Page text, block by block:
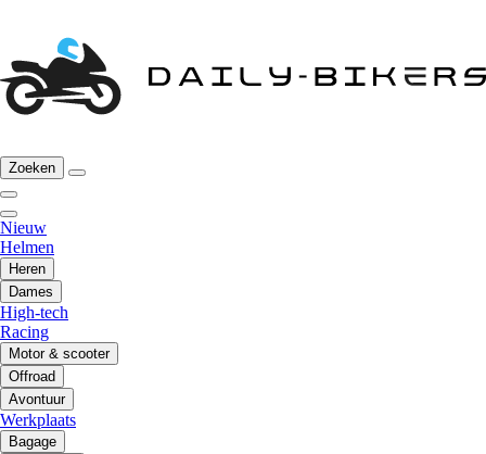
Zoeken
Nieuw
Helmen
Heren
Dames
High-tech
Racing
Motor & scooter
Offroad
Avontuur
Werkplaats
Bagage